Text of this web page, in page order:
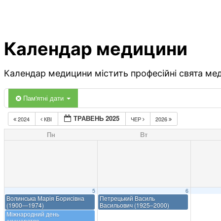
Календар медицини
Календар медицини містить професійні свята
Пам'ятні дати
2024 КВІ ТРАВЕНЬ 2025 ЧЕР 2026
Пн Вт
5
Волинська Марія Борисівна
(1900—1974)
Міжнародний день
6
Петрецький Василь
Васильович (1925–2000)